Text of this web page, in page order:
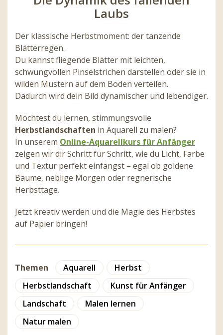
Laubs
Der klassische Herbstmoment: der tanzende
Blätterregen.
Du kannst fliegende Blätter mit leichten,
schwungvollen Pinselstrichen darstellen oder sie in
wilden Mustern auf dem Boden verteilen.
Dadurch wird dein Bild dynamischer und lebendiger.
Möchtest du lernen, stimmungsvolle
Herbstlandschaften in Aquarell zu malen?
In unserem Online-Aquarellkurs für Anfänger
zeigen wir dir Schritt für Schritt, wie du Licht, Farbe
und Textur perfekt einfängst – egal ob goldene
Bäume, neblige Morgen oder regnerische
Herbsttage.
Jetzt kreativ werden und die Magie des Herbstes
auf Papier bringen!
Themen Aquarell
Herbst
Herbstlandschaft
Kunst für Anfänger
Landschaft
Malen lernen
Natur malen